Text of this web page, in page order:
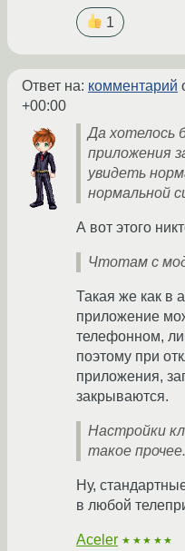
1
Ответ на: комментарий
+00:00
Да хотелось
приложения
увидеть
нормальной
А вот этого
Чтотам с
Такая же как в
приложение
телефонном,
поэтому при
приложения,
закрываются.
Настройки
такое прочее.
Ну,
в любой
Aceler ★★★★★